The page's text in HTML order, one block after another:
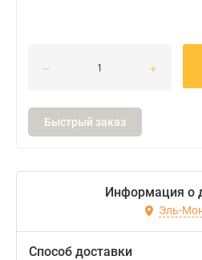
Быстрый заказ
Информация о
Эль-
Способ доставки